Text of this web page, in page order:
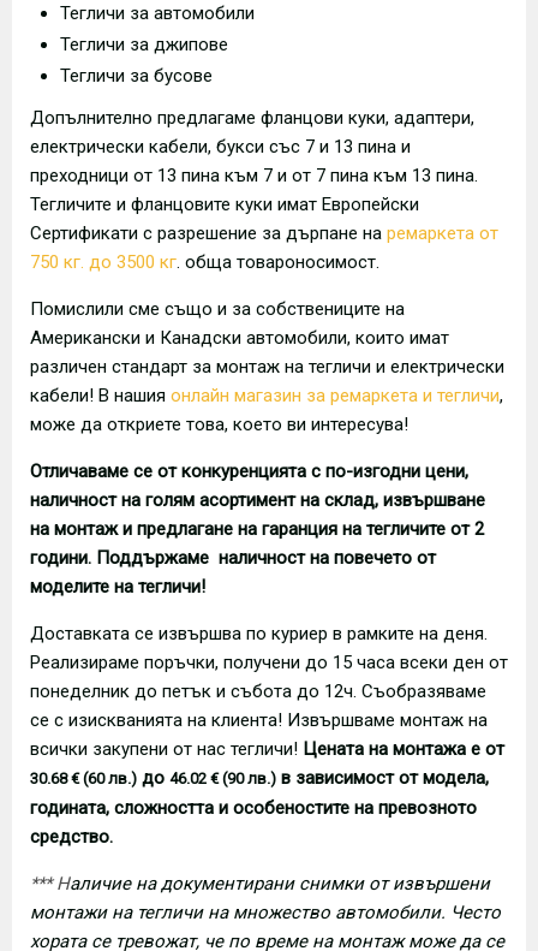
Тегличи за автомобили
Тегличи за джипове
Тегличи за бусове
Допълнително предлагаме фланцови куки, адаптери,
електрически кабели, букси със 7 и 13 пина и
преходници от 13 пина към 7 и от 7 пина към 13 пина.
Тегличите и фланцовите куки имат Европейски
Сертификати с разрешение за дърпане на ремаркета от
750 кг. до 3500 кг. обща товароносимост.
Помислили сме също и за собствениците на
Американски и Канадски автомобили, които имат
различен стандарт за монтаж на тегличи и електрически
кабели! В нашия онлайн магазин за ремаркета и тегличи,
може да откриете това, което ви интересува!
Отличаваме се от конкуренцията с по-изгодни цени,
наличност на голям асортимент на склад, извършване
на монтаж и предлагане на гаранция на тегличите от 2
години. Поддържаме наличност на повечето от
моделите на тегличи!
Доставката се извършва по куриер в рамките на деня.
Реализираме поръчки, получени до 15 часа всеки ден от
понеделник до петък и събота до 12ч. Съобразяваме
се с изискванията на клиента! Извършваме монтаж на
всички закупени от нас тегличи! Цената на монтажа е от
30.68 € (60 лв.) до 46.02 € (90 лв.) в зависимост от модела,
годината, сложността и особеностите на превозното
средство.
*** Наличие на документирани снимки от извършени
монтажи на тегличи на множество автомобили. Често
хората се тревожат, че по време на монтаж може да се